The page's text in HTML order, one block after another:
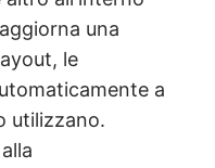
una
le
a
utilizzano.